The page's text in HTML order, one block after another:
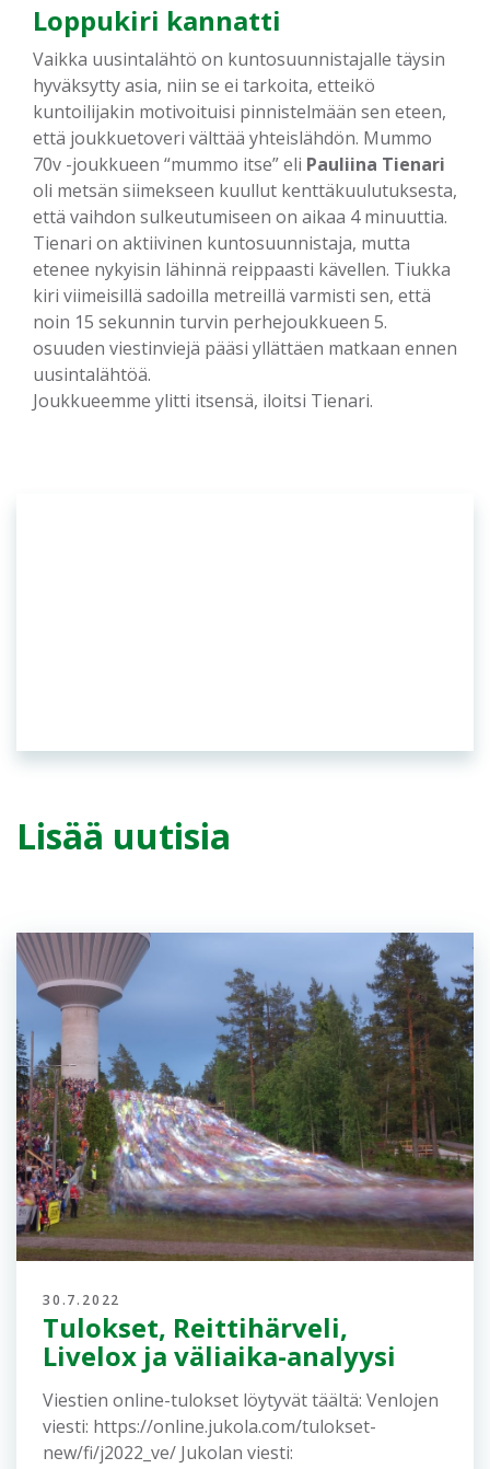
Loppukiri kannatti
Vaikka uusintalähtö on kuntosuunnistajalle täysin
hyväksytty asia, niin se ei tarkoita, etteikö
kuntoilijakin motivoituisi pinnistelmään sen eteen,
että joukkuetoveri välttää yhteislähdön. Mummo
70v -joukkueen “mummo itse” eli Pauliina Tienari
oli metsän siimekseen kuullut kenttäkuulutuksesta,
että vaihdon sulkeutumiseen on aikaa 4 minuuttia.
Tienari on aktiivinen kuntosuunnistaja, mutta
etenee nykyisin lähinnä reippaasti kävellen. Tiukka
kiri viimeisillä sadoilla metreillä varmisti sen, että
noin 15 sekunnin turvin perhejoukkueen 5.
osuuden viestinviejä pääsi yllättäen matkaan ennen
uusintalähtöä.
Joukkueemme ylitti itsensä, iloitsi Tienari.
Lisää uutisia